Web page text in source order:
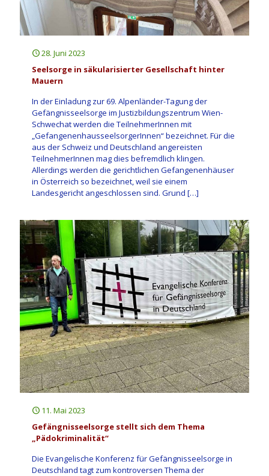
28. Juni 2023
Seelsorge in säkularisierter Gesellschaft hinter
Mauern
In der Einladung zur 69. Alpenländer-Tagung der
Gefängnisseelsorge im Justizbildungszentrum Wien-
Schwechat werden die TeilnehmerInnen mit
„GefangenenhausseelsorgerInnen“ bezeichnet. Für die
aus der Schweiz und Deutschland angereisten
TeilnehmerInnen mag dies befremdlich klingen.
Allerdings werden die gerichtlichen Gefangenenhäuser
in Österreich so bezeichnet, weil sie einem
Landesgericht angeschlossen sind. Grund […]
11. Mai 2023
Gefängnisseelsorge stellt sich dem Thema
„Pädokriminalität“
Die Evangelische Konferenz für Gefängnisseelsorge in
Deutschland tagt zum kontroversen Thema der